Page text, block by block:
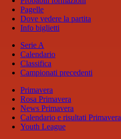
Pagelle
Dove vedere la partita
Info biglietti
Serie A
Calendario
Classifica
Campionati precedenti
Primavera
Rosa Primavera
News Primavera
Calendario e risultati Primavera
Youth League